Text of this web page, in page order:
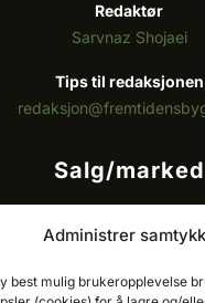
Administrer
best mulig brukeropplevelse
Redaktør
Sarvnaz Shojaei
Tips til redaksjonen
Salg/marked
Ole-Vidar Jensen
Mobil: 976 50 875